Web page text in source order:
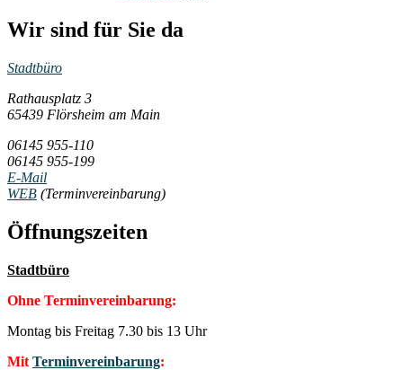
Wir sind für Sie da
Stadtbüro
Rathausplatz 3
65439 Flörsheim am Main
06145 955-110
06145 955-199
E-Mail
WEB (Terminvereinbarung)
Öffnungszeiten
Stadtbüro
Ohne Terminvereinbarung:
Montag bis Freitag 7.30 bis 13 Uhr
Mit Terminvereinbarung: